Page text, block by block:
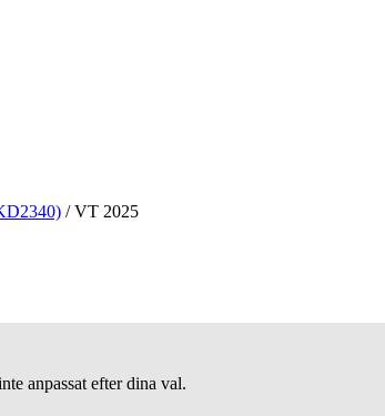
/VT 2025
anpassat efter dina val.